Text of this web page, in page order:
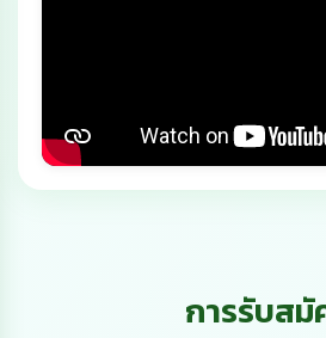
การรับสมั